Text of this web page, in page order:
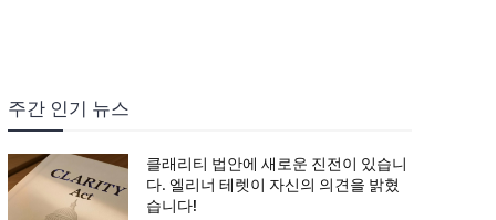
주간 인기 뉴스
클래리티 법안에 새로운 진전이 있습니
다. 엘리너 테렛이 자신의 의견을 밝혔
습니다!